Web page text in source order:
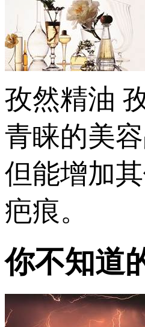
孜然精油
青睐的美
但能增加
疤痕。
你不知道